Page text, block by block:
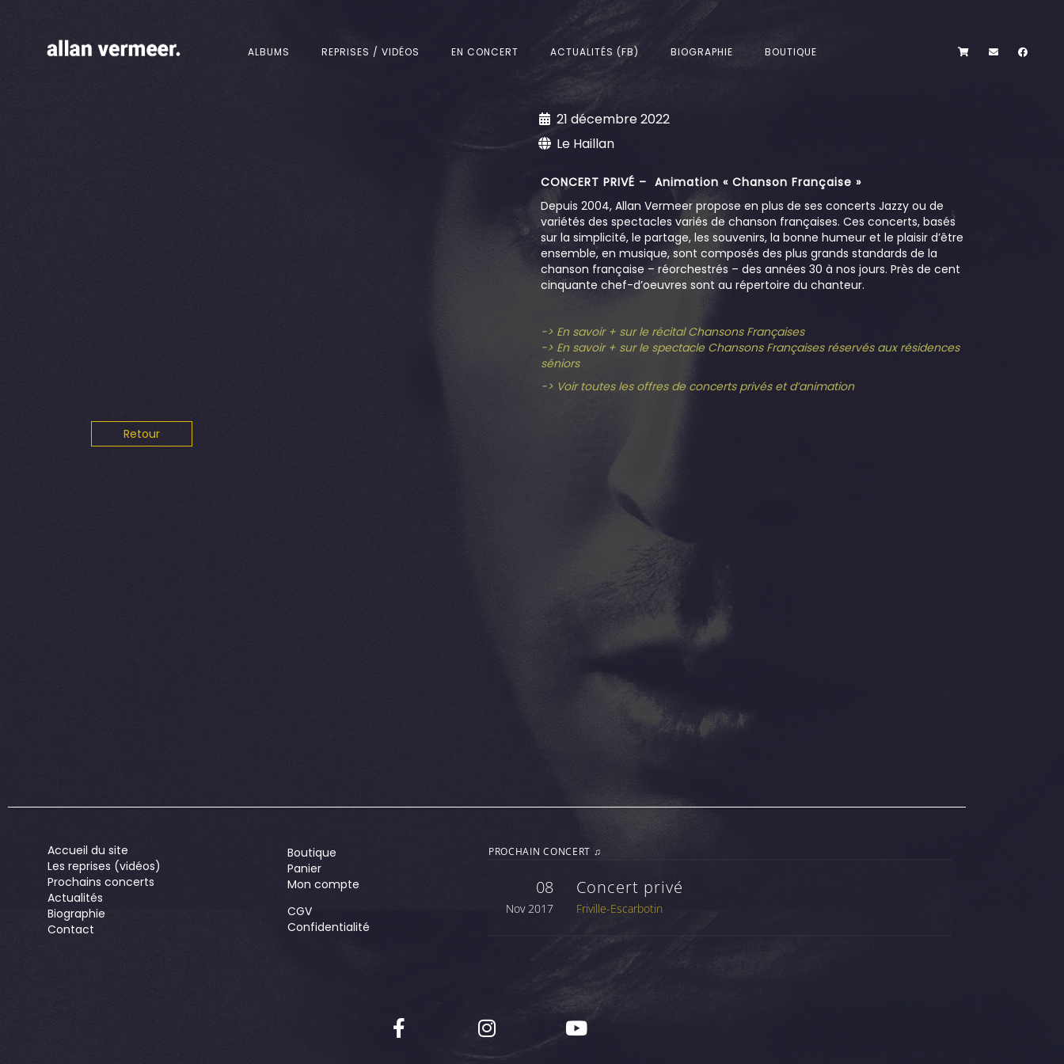
ALBUMS REPRISES / VIDÉOS EN CONCERT ACTUALITÉS (FB) BIOGRAPHIE BOUTIQUE
21 décembre 2022
Le Haillan
CONCERT PRIVÉ – Animation « Chanson Française »
Depuis 2004, Allan Vermeer propose en plus de ses concerts Jazzy ou de
variétés des spectacles variés de chanson françaises. Ces concerts, basés
sur la simplicité, le partage, les souvenirs, la bonne humeur et le plaisir d’être
ensemble, en musique, sont composés des plus grands standards de la
chanson française – réorchestrés – des années 30 à nos jours. Près de cent
cinquante chef-d’oeuvres sont au répertoire du chanteur.
-> En savoir + sur le récital Chansons Françaises
-> En savoir + sur le spectacle Chansons Françaises réservés aux résidences
séniors
-> Voir toutes les offres de concerts privés et d’animation
Retour
Accueil du site
Les reprises (vidéos)
Prochains concerts
Actualités
Biographie
Contact
Boutique
Panier
Mon compte
CGV
Confidentialité
PROCHAIN CONCERT ♫
08
Nov 2017
Concert privé
Friville-Escarbotin